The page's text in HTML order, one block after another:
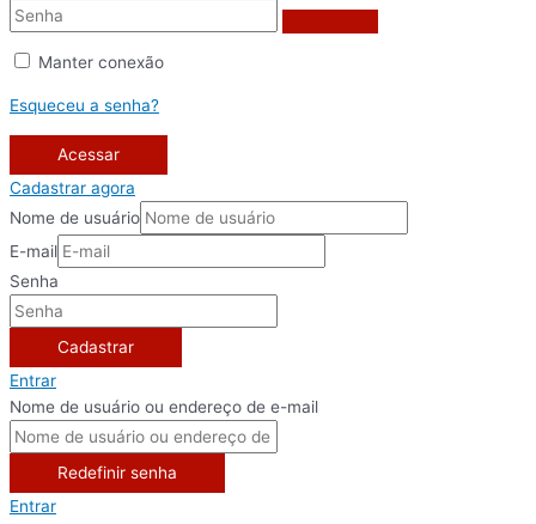
Manter conexão
Esqueceu a senha?
Acessar
Cadastrar agora
Nome de usuário
E-mail
Senha
Cadastrar
Entrar
Nome de usuário ou endereço de e-mail
Redefinir senha
Entrar